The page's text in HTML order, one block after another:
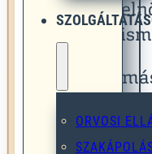
ORVOSI
alapító
alábbi
„Az